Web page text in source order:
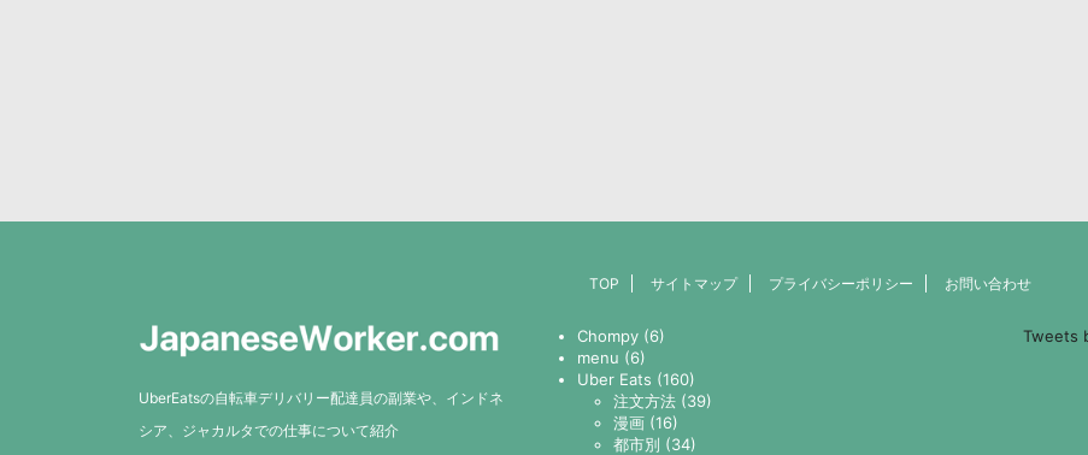
TOP サイトマップ プライバシーポリシー お問い合わせ
Chompy (6)
menu (6)
Uber Eats (160)
注文方法 (39)
漫画 (16)
都市別 (34)
Tweets
UberEatsの自転車デリバリー配達員の副業や、インドネ
シア、ジャカルタでの仕事について紹介